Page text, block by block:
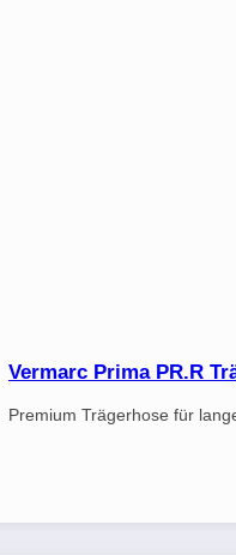
Vermarc Prima PR.R
Premium Trägerhose für